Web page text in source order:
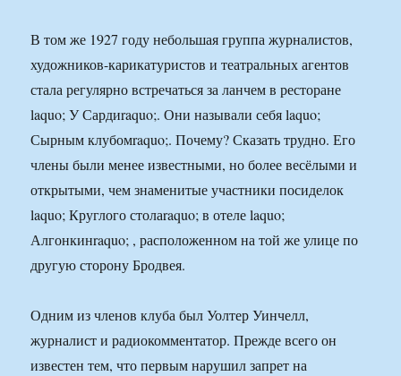
В том же 1927 году небольшая группа журналистов,
художников-карикатуристов и театральных агентов
стала регулярно встречаться за ланчем в ресторане
laquo; У Сардиraquo;. Они называли себя laquo;
Сырным клубомraquo;. Почему? Сказать трудно. Его
члены были менее известными, но более весёлыми и
открытыми, чем знаменитые участники посиделок
laquo; Круглого столаraquo; в отеле laquo;
Алгонкинraquo; , расположенном на той же улице по
другую сторону Бродвея.
Одним из членов клуба был Уолтер Уинчелл,
журналист и радиокомментатор. Прежде всего он
известен тем, что первым нарушил запрет на